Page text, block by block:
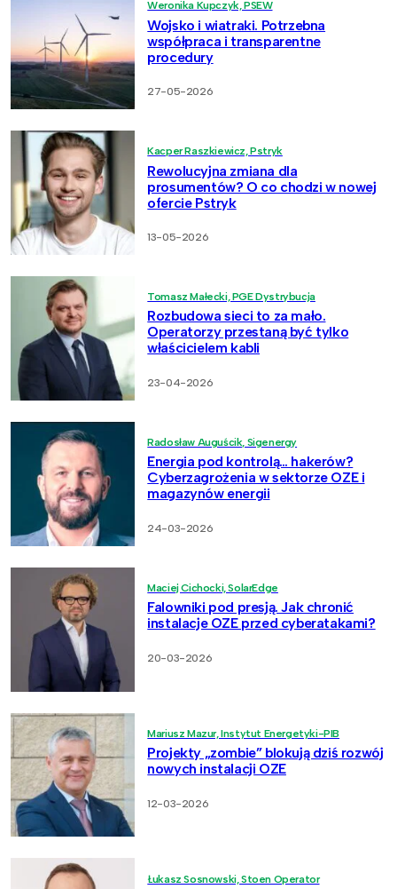
Weronika Kupczyk, PSEW
Wojsko i wiatraki. Potrzebna
współpraca i transparentne
procedury
27-05-2026
Kacper Raszkiewicz, Pstryk
Rewolucyjna zmiana dla
prosumentów? O co chodzi w nowej
ofercie Pstryk
13-05-2026
Tomasz Małecki, PGE Dystrybucja
Rozbudowa sieci to za mało.
Operatorzy przestaną być tylko
właścicielem kabli
23-04-2026
Radosław Auguścik, Sigenergy
Energia pod kontrolą… hakerów?
Cyberzagrożenia w sektorze OZE i
magazynów energii
24-03-2026
Maciej Cichocki, SolarEdge
Falowniki pod presją. Jak chronić
instalacje OZE przed cyberatakami?
20-03-2026
Mariusz Mazur, Instytut Energetyki-PIB
Projekty „zombie” blokują dziś rozwój
nowych instalacji OZE
12-03-2026
Łukasz Sosnowski, Stoen Operator